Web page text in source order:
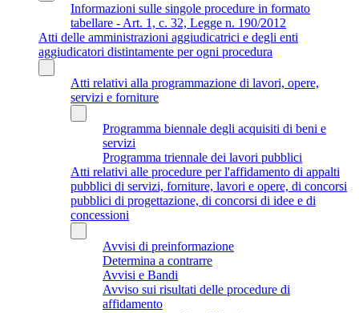
Informazioni sulle singole procedure in formato
tabellare - Art. 1, c. 32, Legge n. 190/2012
Atti delle amministrazioni aggiudicatrici e degli enti
aggiudicatori distintamente per ogni procedura
Atti relativi alla programmazione di lavori, opere,
servizi e forniture
Programma biennale degli acquisiti di beni e
servizi
Programma triennale dei lavori pubblici
Atti relativi alle procedure per l'affidamento di appalti
pubblici di servizi, forniture, lavori e opere, di concorsi
pubblici di progettazione, di concorsi di idee e di
concessioni
Avvisi di preinformazione
Determina a contrarre
Avvisi e Bandi
Avviso sui risultati delle procedure di
affidamento